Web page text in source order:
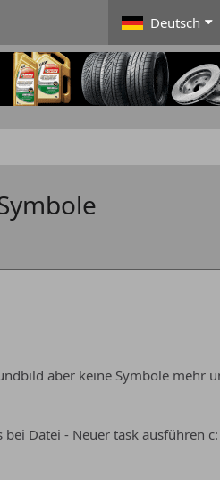
Deutsch
aber keine Symbole mehr
Datei - Neuer task ausführen